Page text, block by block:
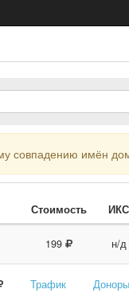
совпадению имён
Стоимость ИКС
199 н/д
Трафик Доноры